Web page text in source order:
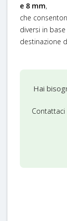
e 8 mm,
che
diversi in
destinazione
Hai
Contattaci